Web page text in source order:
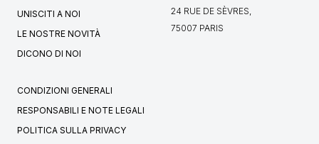
UNISCITI A NOI
LE NOSTRE NOVITÀ
DICONO DI NOI
24 RUE DE SÈVRES,
75007 PARIS
CONDIZIONI GENERALI
RESPONSABILI E NOTE LEGALI
POLITICA SULLA PRIVACY